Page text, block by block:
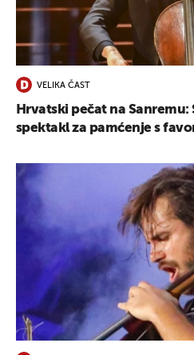
VELIKA ČAST
Hrvatski pečat na
spektakl za pamćenje s
UKLJUČITE